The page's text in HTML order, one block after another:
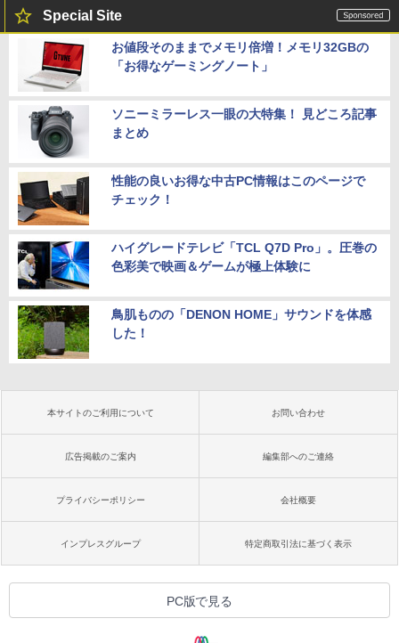
Special Site
お値段そのままでメモリ倍増！メモリ32GBの
「お得なゲーミングノート」
ソニーミラーレス一眼の大特集！ 見どころ記事
まとめ
性能の良いお得な中古PC情報はこのページで
チェック！
ハイグレードテレビ「TCL Q7D Pro」。圧巻の
色彩美で映画＆ゲームが極上体験に
鳥肌ものの「DENON HOME」サウンドを体感
した！
本サイトのご利用について お問い合わせ
広告掲載のご案内 編集部へのご連絡
プライバシーポリシー 会社概要
インプレスグループ 特定商取引法に基づく表示
PC版で見る